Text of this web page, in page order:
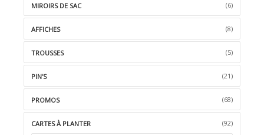
MIROIRS DE SAC (6)
AFFICHES (8)
TROUSSES (5)
PIN'S (21)
PROMOS (68)
CARTES À PLANTER (92)